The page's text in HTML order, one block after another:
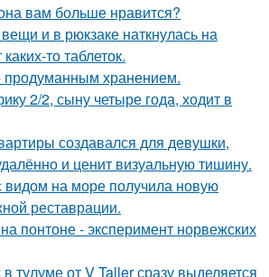
вам больше нравится?
и в рюкзаке наткнулась на
то таблеток.
продуманным хранением.
2/2, сыну четыре года, ходит в
создавался для девушки,
и ценит визуальную тишину.
на море получила новую
реставрации.
понтоне - эксперимент норвежских
тулуме от V Taller сразу выделяется